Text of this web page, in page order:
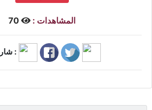
المشاهدات :
شارك :